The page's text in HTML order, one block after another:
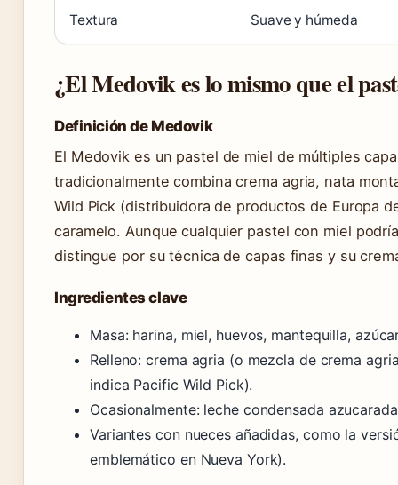
Textura Suave y húmeda
¿El Medovik es lo mismo que el
Definición de Medovik
El Medovik es un pastel de miel de múltiples
tradicionalmente combina crema agria, nata
Wild Pick (distribuidora de productos de Europa
caramelo. Aunque cualquier pastel con miel
distingue por su técnica de capas finas y su
Ingredientes clave
Masa: harina, miel, huevos, mantequilla,
Relleno: crema agria (o mezcla de crema
indica Pacific Wild Pick).
Ocasionalmente: leche condensada
Variantes con nueces añadidas, como la
emblemático en Nueva York).